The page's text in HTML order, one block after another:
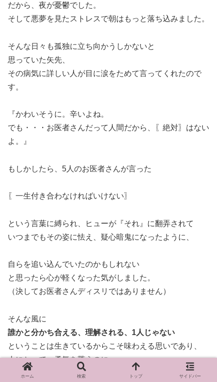
だから、夜が憂鬱でした。
そして悪夢を見たストレスで朝はもっと落ち込みました。
そんな日々も孤独に立ち向かうしかないと
思っていた矢先、
その病気に詳しい人が目に涙をためて言ってくれたので
す。
『かわいそうに。辛いよね。
でも・・・お医者さんだって人間だから、〖絶対〗はない
よ。』
もしかしたら、5人のお医者さんが言った
〖一生付き合わなければいけない〗
という言葉に縛られ、ヒューが『それ』に翻弄されて
いつまでもその姿に怯え、疑心暗鬼になったように、
自らを追い込んでいたのかもしれない
と思ったら心が軽くなった気がしました。
（決してお医者さんディスリではありません）
そんな風に
誰かと分かち合える、理解される、1人じゃない
ということは生きているからこそ味わえる思いであり、
人にとって、勇気を貰うのに
大切なことなのかもしれませんね。
ホーム 検索 トップ サイドバー